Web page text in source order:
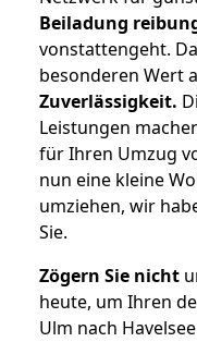
Beiladung
vonstattengeht.
besonderen Wert
Zuverlässigkeit.
Leistungen
für Ihren Umzug
nun eine kleine
umziehen, wir
Sie.
Zögern Sie nicht
heute, um Ihren
Ulm nach